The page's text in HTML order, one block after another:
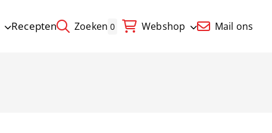
Recepten Zoeken 0 Webshop Mail ons